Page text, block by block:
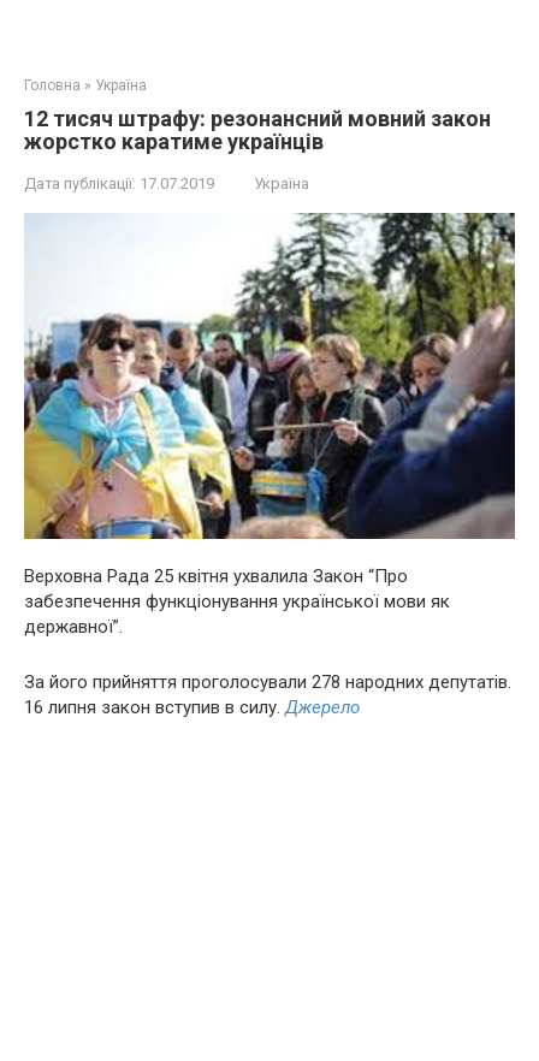
Головна » Україна
12 тисяч штрафу: резонансний мовний закон
жopcткo кapaтиме українців
Дата публікації: 17.07.2019 Україна
Верховна Рада 25 квітня ухвалила Закон “Про
забезпечення функціонування української мови як
державної”.
За його прийняття проголосували 278 народних депутатів.
16 липня закон вступив в силу.Джерело